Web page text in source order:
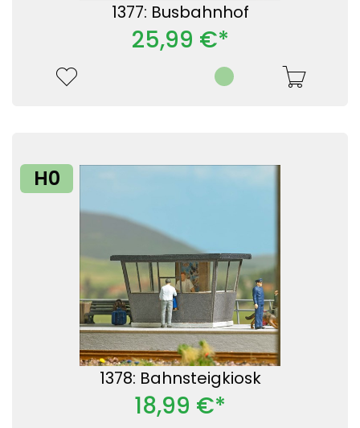
1377: Busbahnhof
25,99 €*
H0
1378: Bahnsteigkiosk
18,99 €*